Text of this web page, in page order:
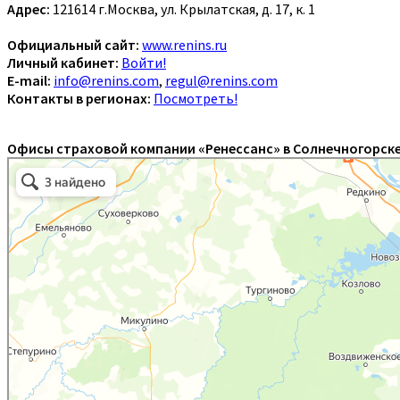
Адрес: 121614 г.Москва, ул. Крылатская, д. 17, к. 1
Официальный сайт: www.renins.ru
Личный кабинет: Войти!
E-mail: info@renins.com, regul@renins.com
Контакты в регионах: Посмотреть!
Офисы страховой компании «Ренессанс» в